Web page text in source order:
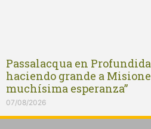
Passalacqua en
haciendo grande a
muchísima esperanza”
07/08/2026